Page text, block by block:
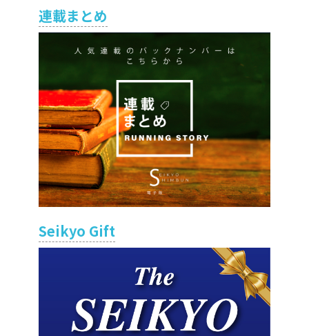
連載まとめ
Seikyo Gift